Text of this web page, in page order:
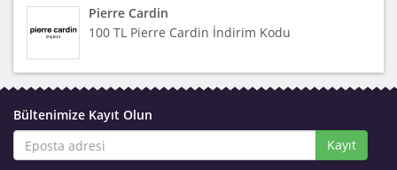
Pierre Cardin
100 TL Pierre Cardin İndirim Kodu
Bültenimize Kayıt Olun
Kayıt